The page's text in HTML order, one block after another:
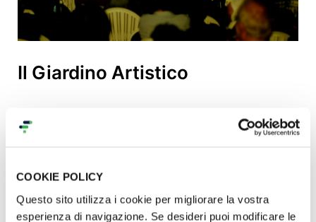
COOKIE POLICY
Questo sito utilizza i cookie per migliorare la vostra
esperienza di navigazione. Se desideri puoi modificare le
Il Giardino Artistico
Regione Siciliana assieme all’Ente Parco
trasformarla in“giardino artistico”, tramite